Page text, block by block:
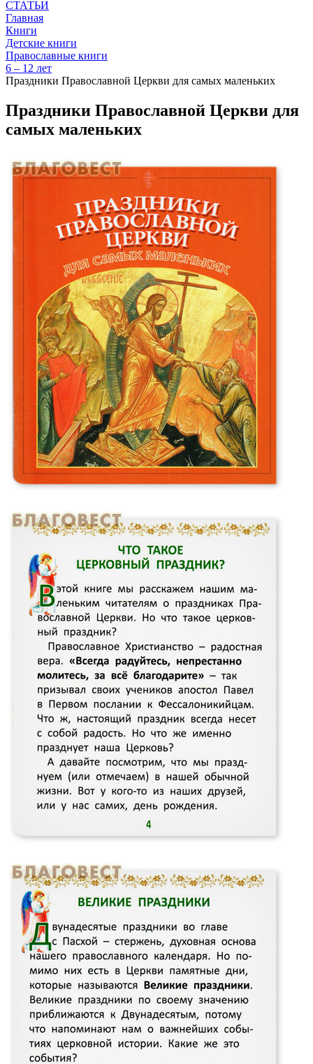
СТАТЬИ
Главная
Книги
Детские книги
Православные книги
6 – 12 лет
Праздники Православной Церкви для самых маленьких
Праздники Православной Церкви для
самых маленьких